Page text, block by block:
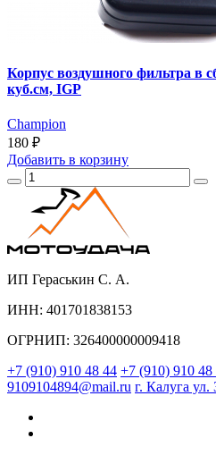
Корпус воздушного фильтра в
куб.см, IGP
Champion
180 ₽
Добавить в корзину
ИП Гераськин С. А.
ИНН: 401701838153
ОГРНИП: 326400000009418
+7 (910) 910 48 44 +7 (910) 910 48
9109104894@mail.ru г. Калуга ул.